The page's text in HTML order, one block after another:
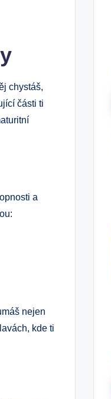
chystáš,
části ti
a
nejen
kde ti